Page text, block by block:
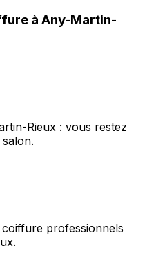
à Any-Martin-
Rieux : vous restez
professionnels